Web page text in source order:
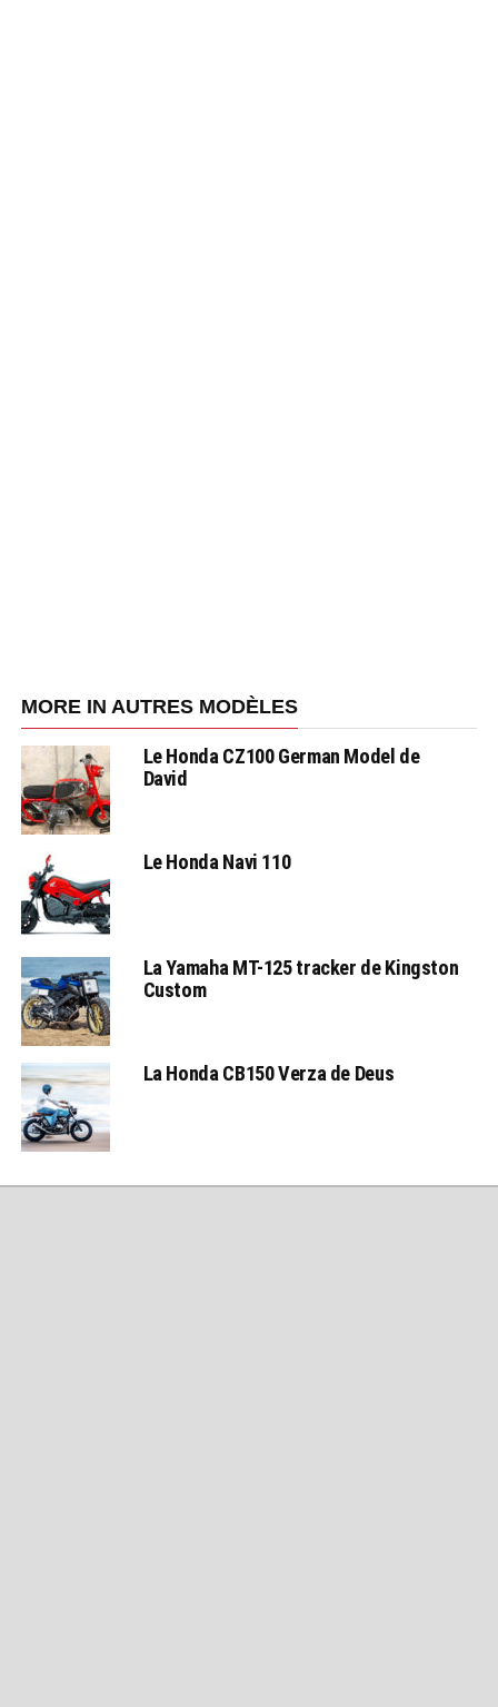
MORE IN AUTRES MODÈLES
Le Honda CZ100 German Model de
David
Le Honda Navi 110
La Yamaha MT-125 tracker de Kingston
Custom
La Honda CB150 Verza de Deus